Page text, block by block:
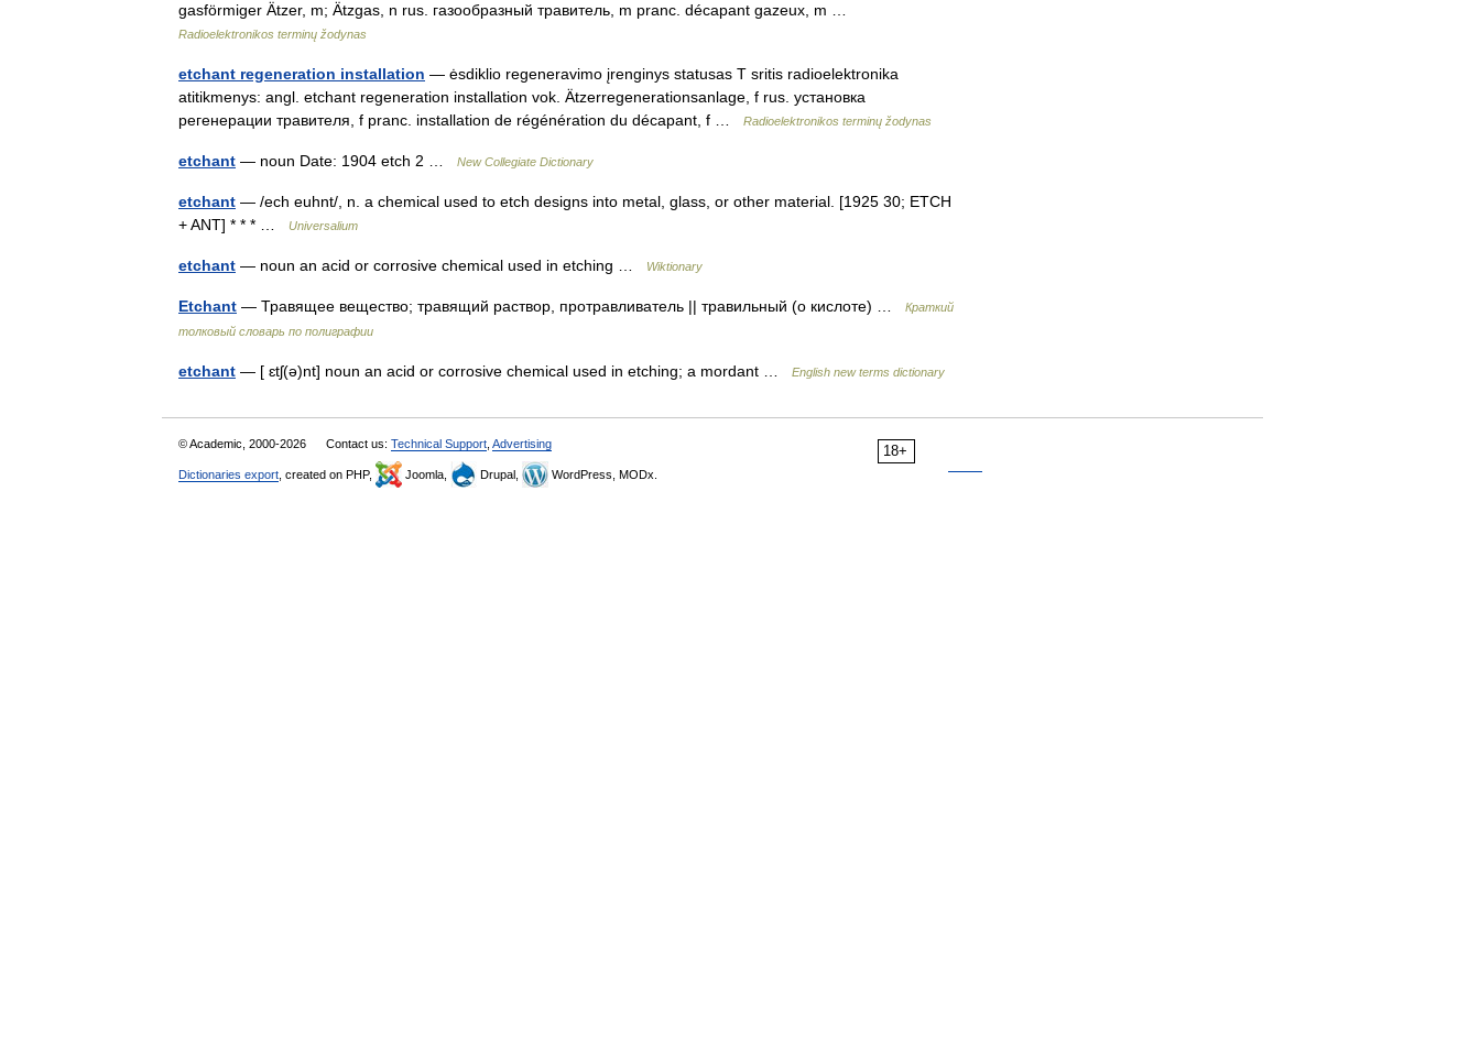
gasförmiger Ätzer, m; Ätzgas, n rus. газообразный травитель, m pranc. décapant gazeux, m …
Radioelektronikos terminų žodynas
etchant regeneration installation — ėsdiklio regeneravimo įrenginys statusas T sritis radioelektronika
atitikmenys: angl. etchant regeneration installation vok. Ätzerregenerationsanlage, f rus. установка
регенерации травителя, f pranc. installation de régénération du décapant, f …
Radioelektronikos terminų žodynas
etchant — noun Date: 1904 etch 2 … New Collegiate Dictionary
etchant — /ech euhnt/, n. a chemical used to etch designs into metal, glass, or other material. [1925 30; ETCH
+ ANT] * * * …
Universalium
etchant — noun an acid or corrosive chemical used in etching … Wiktionary
Etchant — Травящее вещество; травящий раствор, протравливатель || травильный (о кислоте) …
Краткий
толковый словарь по полиграфии
etchant — [ ɛtʃ(ə)nt] noun an acid or corrosive chemical used in etching; a mordant … English new terms dictionary
18+
© Academic, 2000-2026 Contact us: Technical Support Advertising
Dictionaries export , created on PHP, Joomla, Drupal, WordPress, MODx.